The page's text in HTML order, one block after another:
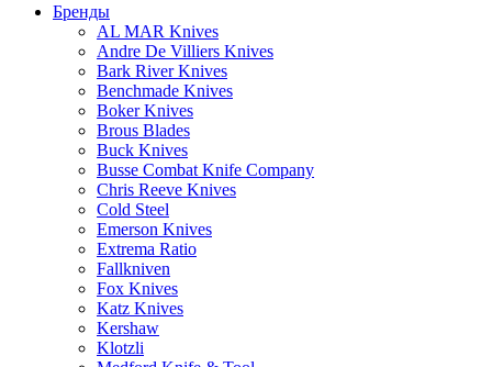
Бренды
AL MAR Knives
Andre De Villiers Knives
Bark River Knives
Benchmade Knives
Boker Knives
Brous Blades
Buck Knives
Busse Combat Knife Company
Chris Reeve Knives
Cold Steel
Emerson Knives
Extrema Ratio
Fallkniven
Fox Knives
Katz Knives
Kershaw
Klotzli